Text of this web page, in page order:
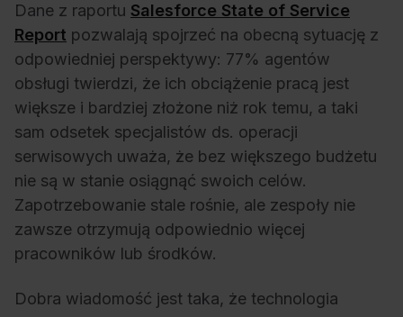
Dane z raportu Salesforce State of Service
Report pozwalają spojrzeć na obecną sytuację z
odpowiedniej perspektywy: 77% agentów
obsługi twierdzi, że ich obciążenie pracą jest
większe i bardziej złożone niż rok temu, a taki
sam odsetek specjalistów ds. operacji
serwisowych uważa, że bez większego budżetu
nie są w stanie osiągnąć swoich celów.
Zapotrzebowanie stale rośnie, ale zespoły nie
zawsze otrzymują odpowiednio więcej
pracowników lub środków.
Dobra wiadomość jest taka, że technologia